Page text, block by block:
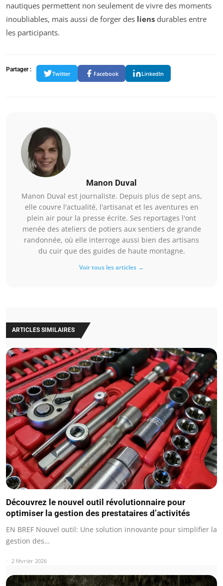
nautiques permettent non seulement de vivre des moments
inoubliables, mais aussi de forger des liens durables entre
les participants.
Partager :
Twitter Facebook LinkedIn
Manon Duval
Manon Duval est journaliste. Depuis plus de sept ans,
elle couvre l'actualité, l'artisanat et les aventures en
plein air pour la presse écrite. Ses reportages l'ont
menée des ateliers de potiers aux sentiers de grande
randonnée, où elle interroge aussi bien des artisans
du cuir que des guides de haute montagne.
Voir tous les articles →
ARTICLES SIMILAIRES
Découvrez le nouvel outil révolutionnaire pour
optimiser la gestion des prestataires d’activités
EN BREF Nouvel outil: Une solution innovante pour simplifier la
gestion des…
2 février 2026